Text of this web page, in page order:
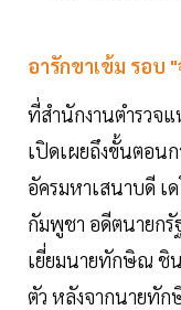
อารักขาเข้ม รอบ
ที่สำนักงานตำรวจ
เปิดเผยถึงขั้นตอนก
อัครมหาเสนาบดี เ
กัมพูชา อดีตนายกรั
เยี่ยมนายทักษิณ ชิ
ตัว หลังจากนายทั